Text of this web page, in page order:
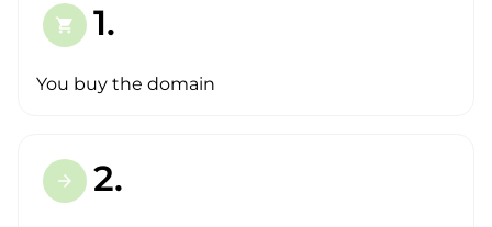
shopping_cart 1.
You buy the domain
arrow_forward 2.